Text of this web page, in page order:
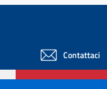
Contattaci